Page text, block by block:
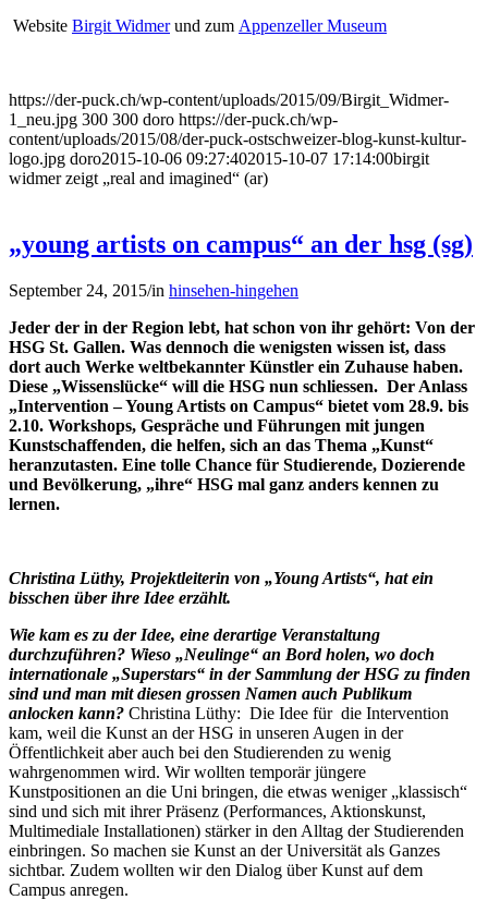
Website Birgit Widmerund zum Appenzeller Museum
https://der-puck.ch/wp-content/uploads/2015/09/Birgit_Widmer-
1_neu.jpg 300 300 doro https://der-puck.ch/wp-
content/uploads/2015/08/der-puck-ostschweizer-blog-kunst-kultur-
logo.jpg doro2015-10-06 09:27:402015-10-07 17:14:00birgit
widmer zeigt „real and imagined“ (ar)
„young artists on campus“ an der hsg (sg)
September 24, 2015/in hinsehen-hingehen
Jeder der in der Region lebt, hat schon von ihr gehört: Von der
HSG St. Gallen. Was dennoch die wenigsten wissen ist, dass
dort auch Werke weltbekannter Künstler ein Zuhause haben.
Diese „Wissenslücke“ will die HSG nun schliessen. Der Anlass
„Intervention – Young Artists on Campus“ bietet vom 28.9. bis
2.10. Workshops, Gespräche und Führungen mit jungen
Kunstschaffenden, die helfen, sich an das Thema „Kunst“
heranzutasten. Eine tolle Chance für Studierende, Dozierende
und Bevölkerung, „ihre“ HSG mal ganz anders kennen zu
lernen.
Christina Lüthy, Projektleiterin von „Young Artists“, hat ein
bisschen über ihre Idee erzählt.
Wie kam es zu der Idee, eine derartige Veranstaltung
durchzuführen? Wieso „Neulinge“ an Bord holen, wo doch
internationale „Superstars“ in der Sammlung der HSG zu finden
sind und man mit diesen grossen Namen auch Publikum
anlocken kann? Christina Lüthy: Die Idee für die Intervention
kam, weil die Kunst an der HSG in unseren Augen in der
Öffentlichkeit aber auch bei den Studierenden zu wenig
wahrgenommen wird. Wir wollten temporär jüngere
Kunstpositionen an die Uni bringen, die etwas weniger „klassisch“
sind und sich mit ihrer Präsenz (Performances, Aktionskunst,
Multimediale Installationen) stärker in den Alltag der Studierenden
einbringen. So machen sie Kunst an der Universität als Ganzes
sichtbar. Zudem wollten wir den Dialog über Kunst auf dem
Campus anregen.